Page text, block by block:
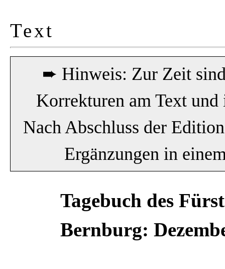
Text
➨ Hinweis: Zur Zeit
Korrekturen am Text
Nach Abschluss der
Ergänzungen in
Tagebuch des
Bernburg: